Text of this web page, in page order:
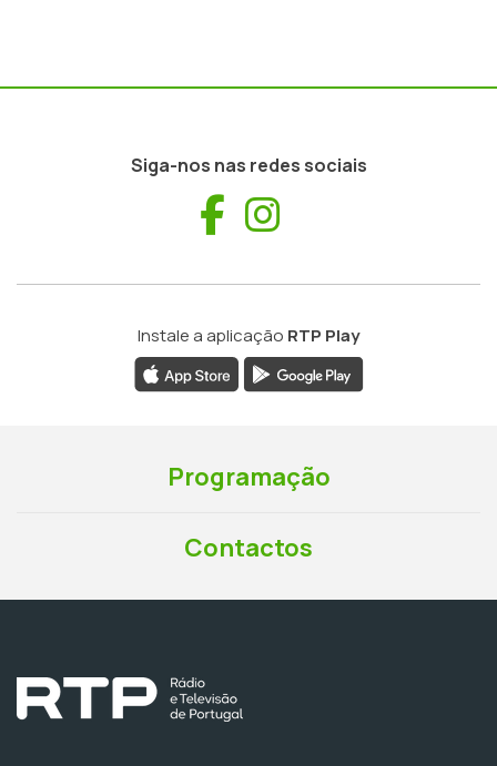
Siga-nos nas redes sociais
Facebook
Instale a aplicação RTP Play
Programação
Contactos